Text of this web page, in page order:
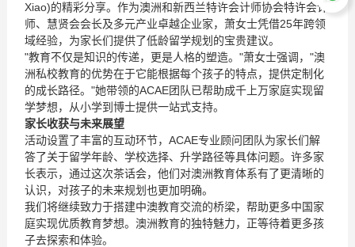
Xiao)的精彩分享。作为澳洲和新西兰特许会计师协会特许会计
师、慧贤会会长及多元产业卓越企业家，萧女士凭借25年跨领
域经验，为家长们提供了低龄留学规划的宝贵建议。
"教育不仅是知识的传递，更是人格的塑造。"萧女士强调，"澳
洲私校教育的优势在于它能根据每个孩子的特点，提供定制化
的成长路径。"她带领的ACAE团队已帮助成千上万家庭实现留
学梦想，从小学到博士提供一站式支持。
家长收获与未来展望
活动设置了丰富的互动环节，ACAE专业顾问团队为家长们解
答了关于留学年龄、学校选择、升学路径等具体问题。许多家
长表示，通过这次茶话会，他们对澳洲教育体系有了更清晰的
认识，对孩子的未来规划也更加明确。
我们将继续致力于搭建中澳教育交流的桥梁，帮助更多中国家
庭实现优质教育梦想。澳洲教育的独特魅力，正等待着更多孩
子去探索和体验。